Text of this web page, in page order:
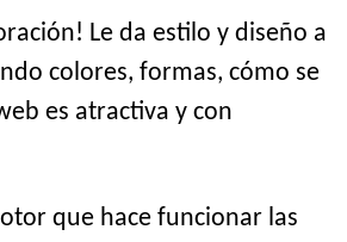
Le da estilo y diseño a
colores, formas, cómo se
es atractiva y con
que hace funcionar las